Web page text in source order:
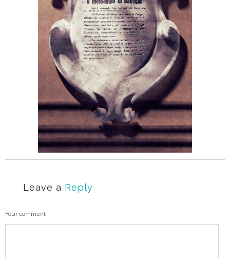
Leave a Reply
Your comment